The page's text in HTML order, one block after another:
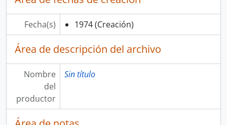
Fecha(s) 1974 (Creación)
Área de descripción del archivo
Nombre
del
productor
Sin título